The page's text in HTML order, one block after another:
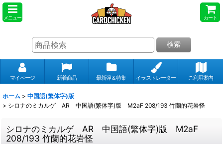
メニュー カート
検索
マイページ 新着商品 最新弾＆特集 イラストレーター ご利用案内
ホーム > 中国語(繁体字)版
> シロナのミカルゲ AR 中国語(繁体字)版 M2aF 208/193 竹蘭的花岩怪
シロナのミカルゲ AR 中国語(繁体字)版 M2aF
208/193 竹蘭的花岩怪